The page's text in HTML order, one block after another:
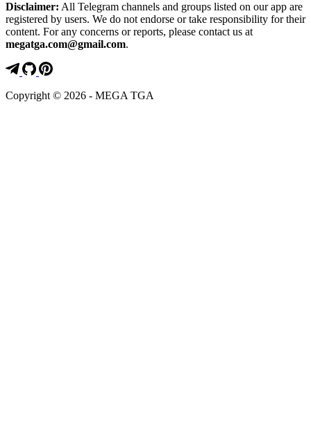
Disclaimer: All Telegram channels and groups listed on our app are
registered by users. We do not endorse or take responsibility for their
content. For any concerns or reports, please contact us at
megatga.com@gmail.com.
Copyright © 2026 - MEGA TGA